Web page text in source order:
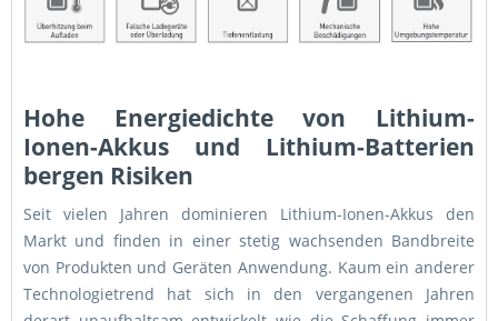
Hohe Energiedichte von Lithium-
Ionen-Akkus und Lithium-Batterien
bergen Risiken
Seit vielen Jahren dominieren Lithium-Ionen-Akkus den
Markt und finden in einer stetig wachsenden Bandbreite
von Produkten und Geräten Anwendung. Kaum ein anderer
Technologietrend hat sich in den vergangenen Jahren